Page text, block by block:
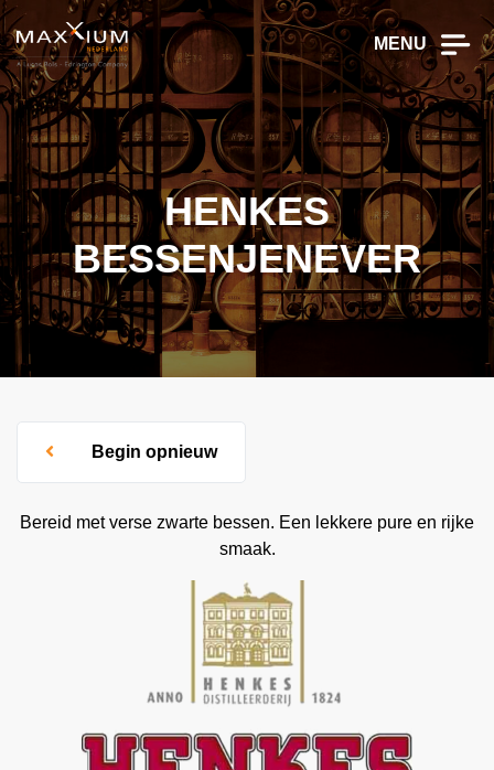
MENU
HENKES
BESSENJENEVER
Begin opnieuw
Bereid met verse zwarte bessen. Een lekkere pure en rijke
smaak.